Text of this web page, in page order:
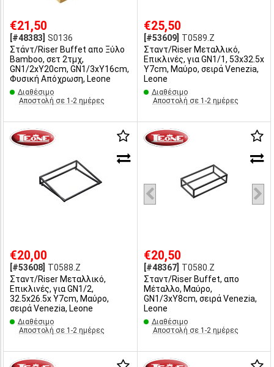
€21,50
[#48383] S0136
Στάντ/Riser Buffet απο Ξύλο
Bamboo, σετ 2τμχ,
GN1/2xY20cm, GN1/3xY16cm,
Φυσική Απόχρωση, Leone
Διαθέσιμο
Αποστολή σε 1-2 ημέρες
€25,50
[#53609] T0589.Z
Σταντ/Riser Μεταλλικό,
Επικλινές, για GN1/1, 53x32.5x
Υ7cm, Μαύρo, σειρά Venezia,
Leone
Διαθέσιμο
Αποστολή σε 1-2 ημέρες
€20,00
[#53608] T0588.Z
Σταντ/Riser Μεταλλικό,
Επικλινές, για GN1/2,
32.5x26.5x Υ7cm, Μαύρo,
σειρά Venezia, Leone
Διαθέσιμο
Αποστολή σε 1-2 ημέρες
€20,50
[#48367] T0580.Z
Σταντ/Riser Buffet, απο
Μέταλλο, Μαύρο,
GN1/3xY8cm, σειρά Venezia,
Leone
Διαθέσιμο
Αποστολή σε 1-2 ημέρες